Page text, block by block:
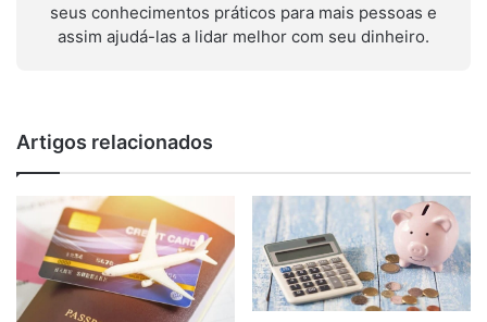
seus conhecimentos práticos para mais pessoas e
assim ajudá-las a lidar melhor com seu dinheiro.
Artigos relacionados